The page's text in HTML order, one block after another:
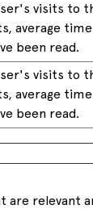
visits to
average
been read.
visits to
average
been read.
relevant